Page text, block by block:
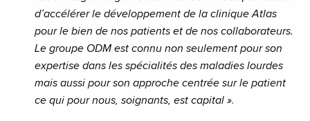
d’accélérer le développement de la clinique Atlas
pour le bien de nos patients et de nos collaborateurs.
Le groupe ODM est connu non seulement pour son
expertise dans les spécialités des maladies lourdes
mais aussi pour son approche centrée sur le patient
ce qui pour nous, soignants, est capital ».